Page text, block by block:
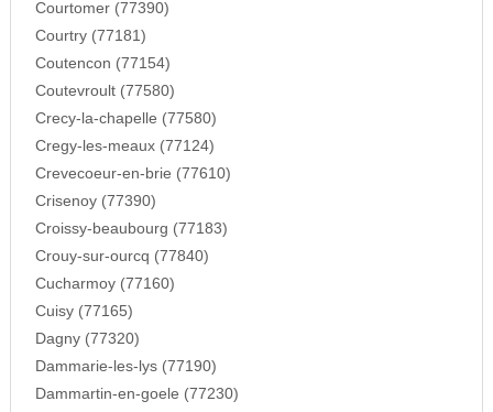
Courtomer (77390)
Courtry (77181)
Coutencon (77154)
Coutevroult (77580)
Crecy-la-chapelle (77580)
Cregy-les-meaux (77124)
Crevecoeur-en-brie (77610)
Crisenoy (77390)
Croissy-beaubourg (77183)
Crouy-sur-ourcq (77840)
Cucharmoy (77160)
Cuisy (77165)
Dagny (77320)
Dammarie-les-lys (77190)
Dammartin-en-goele (77230)